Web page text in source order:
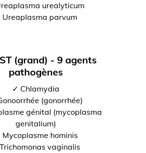
urealyticum
Ureaplasma parvum
(grand) - 9 agents
pathogènes
✓ Chlamydia
(gonorrhée)
génital (mycoplasma
genitalium)
Mycoplasme hominis
vaginalis